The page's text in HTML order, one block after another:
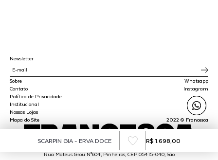
SCARPIN GIA - ERVA DOCE R$ 1.698,00
Sobre
Contato
Política de Privacidade
Institucional
Nossas Lojas
Mapa do Site
Whatsapp
Instagram
2022 © Francesca
Newsletter
SPLY STUDIO LTDA - CNPJ 45.510.647/0001-00
Rua Mateus Grou N°604, Pinheiros, CEP 05415-040, São